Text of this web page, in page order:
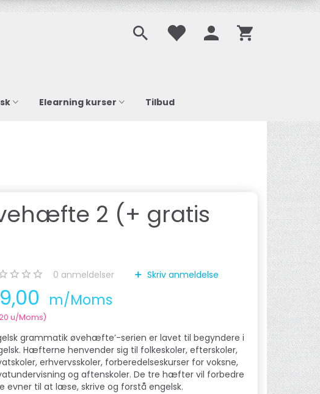
Elearning kurser Tilbud
2 (+ gratis
0 anmeldelser Skriv anmeldelse
m/Moms
u/Moms)
grammatik øvehæfte’-serien er lavet til begyndere i
Hæfterne henvender sig til folkeskoler, efterskoler,
erhvervsskoler, forberedelseskurser for voksne,
og aftenskoler. De tre hæfter vil forbedre
evner til at læse, skrive og forstå engelsk.